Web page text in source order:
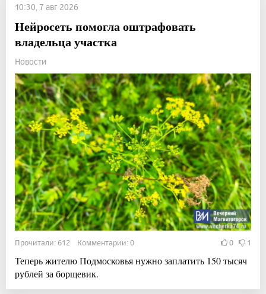
10:30, 7 авг 2026
Нейросеть помогла оштрафовать
владельца участка
Новости
Прочитали: 612 Комментарии: 0 0 1
Теперь жителю Подмосковья нужно заплатить 150 тысяч
рублей за борщевик.